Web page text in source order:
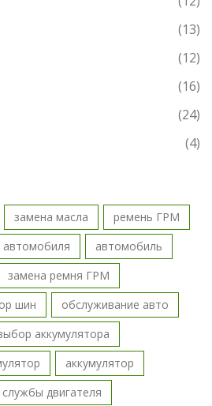
(13)
(12)
(16)
(24)
(4)
замена масла
ремень ГРМ
автомобиля
автомобиль
замена ремня ГРМ
шин
обслуживание авто
аккумулятора
аккумулятор
службы двигателя